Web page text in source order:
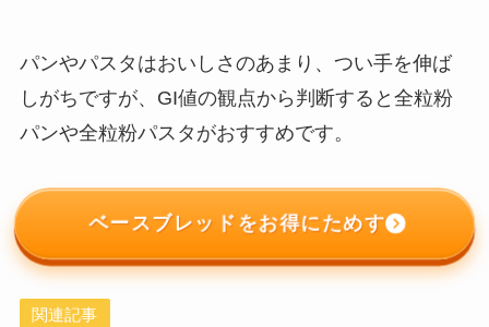
パンやパスタはおいしさのあまり、つい手を伸ば
しがちですが、GI値の観点から判断すると全粒粉
パンや全粒粉パスタがおすすめです。
ベースブレッドをお得にためす
関連記事